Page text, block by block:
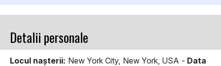
Detalii personale
Locul naşterii: New York City, New York, USA - Data